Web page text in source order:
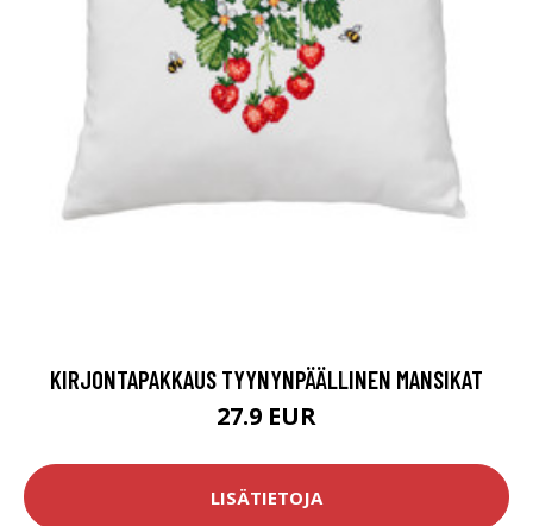
KIRJONTAPAKKAUS TYYNYNPÄÄLLINEN MANSIKAT
27.9 EUR
LISÄTIETOJA